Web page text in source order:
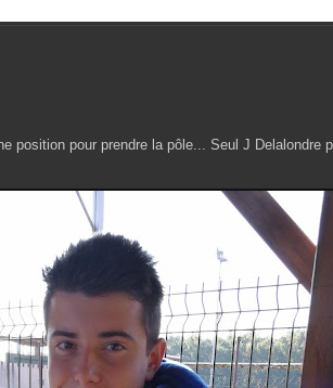
position pour prendre la pôle... Seul J Delalondre